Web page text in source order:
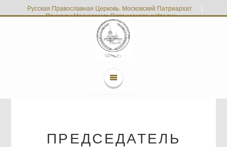
Русская Православная Церковь. Московский Патриархат
Приходы Московского Патриархата в Италии
ПРЕДСЕДАТЕЛЬ